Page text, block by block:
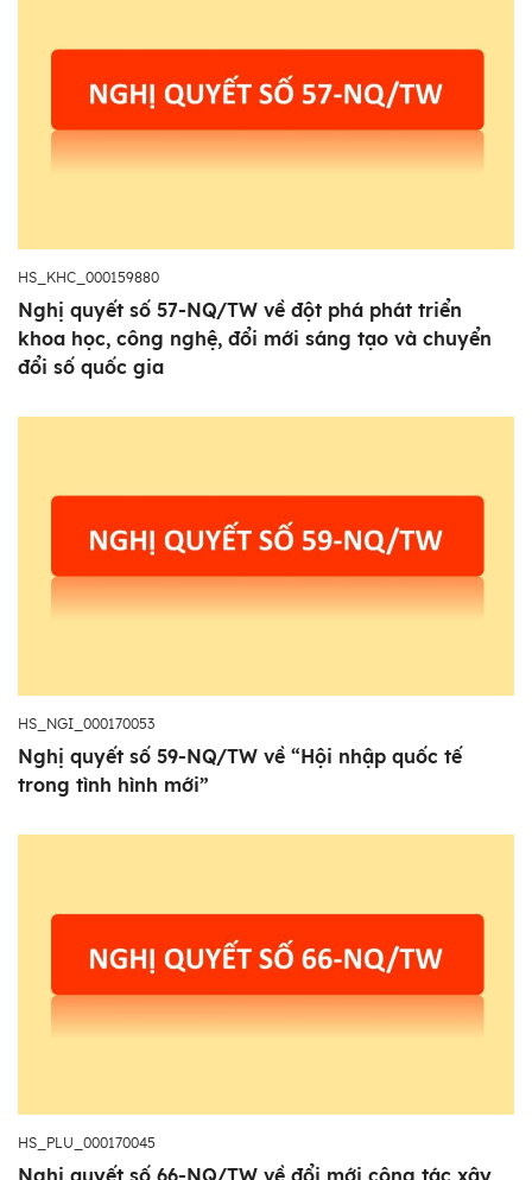
HS_KHC_000159880
Nghị quyết số 57-NQ/TW về đột phá phát triển
khoa học, công nghệ, đổi mới sáng tạo và chuyển
đổi số quốc gia
HS_NGI_000170053
Nghị quyết số 59-NQ/TW về “Hội nhập quốc tế
trong tình hình mới”
HS_PLU_000170045
Nghị quyết số 66-NQ/TW về đổi mới công tác xây